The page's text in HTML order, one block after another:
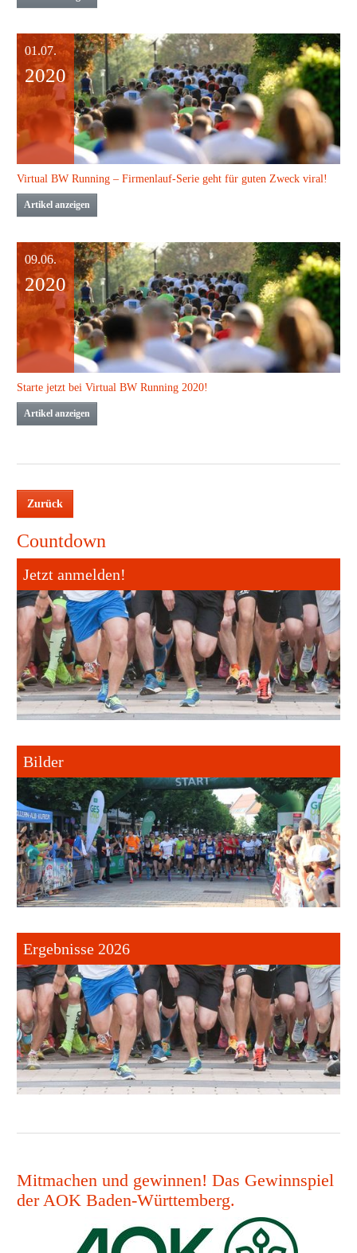
01.07.
2020
Virtual BW Running – Firmenlauf-Serie geht für guten Zweck viral!
Artikel anzeigen
09.06.
2020
Starte jetzt bei Virtual BW Running 2020!
Artikel anzeigen
Zurück
Countdown
Jetzt anmelden!
Bilder
Ergebnisse 2026
Mitmachen und gewinnen! Das Gewinnspiel
der AOK Baden-Württemberg.